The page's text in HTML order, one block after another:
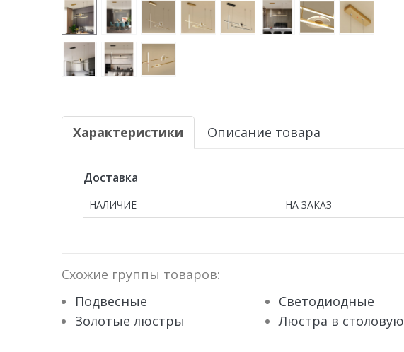
Характеристики Описание товара
Доставка
НАЛИЧИЕ НА ЗАКАЗ
Схожие группы товаров:
Подвесные
Светодиодные
Золотые люстры
Люстра в столовую